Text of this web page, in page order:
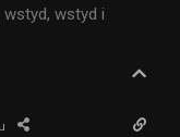
wstyd i